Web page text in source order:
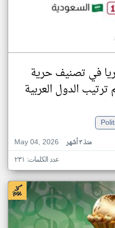
في تصنيف حرية
الدول العربية
May 04, 2026
منذ ٣ أشهر
عدد الكلمات: ٢٣١